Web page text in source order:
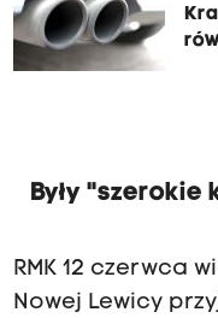
Były
RMK 12 czerwca
Nowej Lewicy